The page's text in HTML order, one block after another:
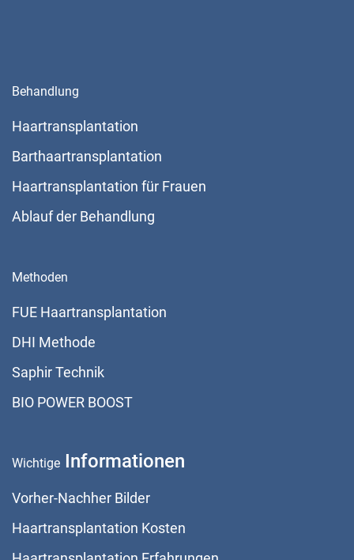
Behandlung
Haartransplantation
Barthaartransplantation
Haartransplantation für Frauen
Ablauf der Behandlung
Methoden
FUE Haartransplantation
DHI Methode
Saphir Technik
BIO POWER BOOST
Wichtige Informationen
Vorher-Nachher Bilder
Haartransplantation Kosten